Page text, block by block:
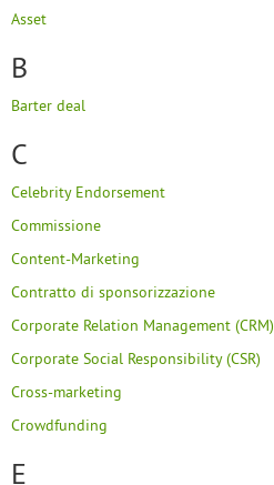
Asset
B
Barter deal
C
Celebrity Endorsement
Commissione
Content-Marketing
Contratto di sponsorizzazione
Corporate Relation Management (CRM)
Corporate Social Responsibility (CSR)
Cross-marketing
Crowdfunding
E